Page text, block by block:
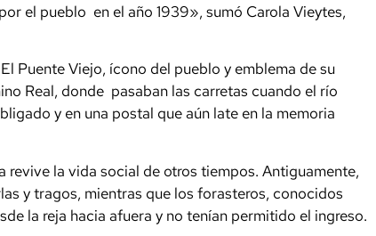
el pueblo en el año 1939», sumó Carola Vieytes,
Puente Viejo, ícono del pueblo y emblema de su
Real, donde pasaban las carretas cuando el río
y en una postal que aún late en la memoria
revive la vida social de otros tiempos. Antiguamente,
y tragos, mientras que los forasteros, conocidos
la reja hacia afuera y no tenían permitido el ingreso.